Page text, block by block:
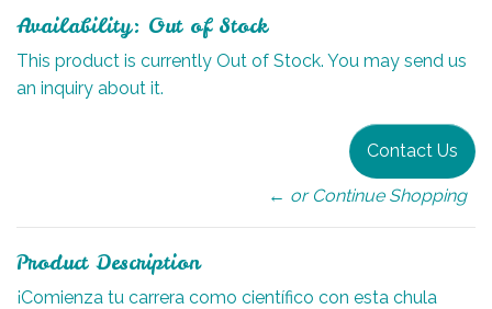
Availability: Out of Stock
This product is currently Out of Stock. You may send us
an inquiry about it.
Contact Us
← or Continue Shopping
Product Description
¡Comienza tu carrera como científico con esta chula